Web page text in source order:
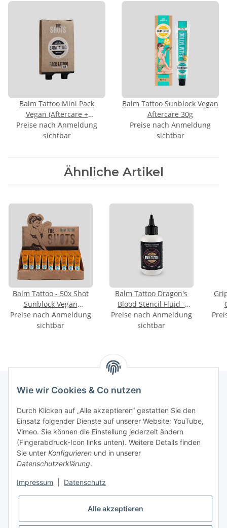
Balm Tattoo Mini Pack
Vegan (Aftercare +
Waschgel)
Preise nach Anmeldung
sichtbar
Balm Tattoo Sunblock Vegan
Aftercare 30g
Preise nach Anmeldung
sichtbar
Ähnliche Artikel
Balm Tattoo - 50x Shot
Sunblock Vegan
Aftercare - 8g (im
Display)
Preise nach Anmeldung
sichtbar
Balm Tattoo Dragon's
Blood Stencil Fluid -
100ml
Preise nach Anmeldung
sichtbar
INFORMATIONEN
GESETZLICHE INFORMATIONEN
Kontakt
Mo - Fr:08:30 - 17:00 Uhr
Carsten:0177 – 44 33 642
Wie wir Cookies & Co nutzen
Durch Klicken auf „Alle akzeptieren“ gestatten Sie den
Einsatz folgender Dienste auf unserer Website: YouTube,
Vimeo. Sie können die Einstellung jederzeit ändern
(Fingerabdruck-Icon links unten). Weitere Details finden
Sie unter Konfigurieren und in unserer
Datenschutzerklärung.
Impressum Datenschutz
Alle akzeptieren